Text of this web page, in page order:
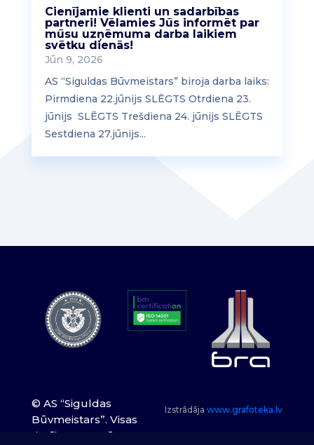
Cienījamie klienti un sadarbības
partneri! Vēlamies Jūs informēt par
mūsu uzņēmuma darba laikiem
svētku dienās!
Jūn 9, 2026
AS “Siguldas Būvmeistars” biroja darba laiks:
Pirmdiena 22.jūnijs SLĒGTS Otrdiena 23.
jūnijs SLĒGTS Trešdiena 24. jūnijs SLĒGTS
Sestdiena 27.jūnijs...
© AS “Siguldas
Būvmeistars”. Visas
tiesības paturētas.
Izstrādājawww.grafoteka.lv